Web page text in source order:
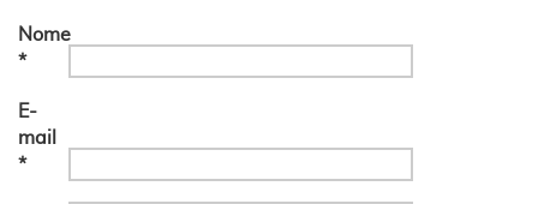
Nome
*
E-
mail
*